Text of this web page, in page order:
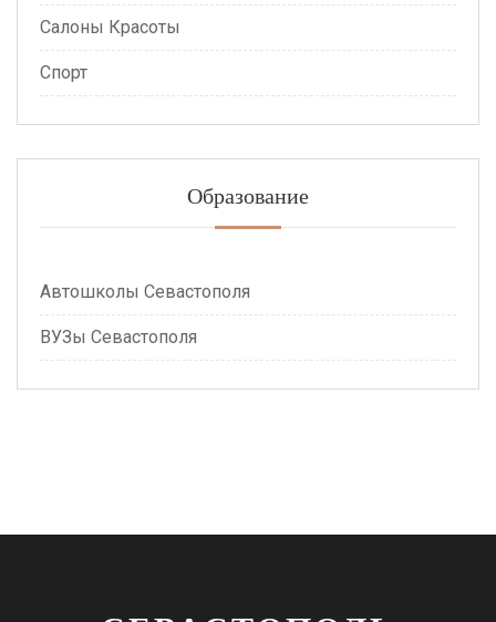
Салоны Красоты
Спорт
Образование
Автошколы Севастополя
ВУЗы Севастополя